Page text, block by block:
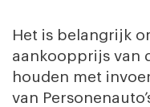
Het is belangrijk
aankoopprijs van
houden met
van